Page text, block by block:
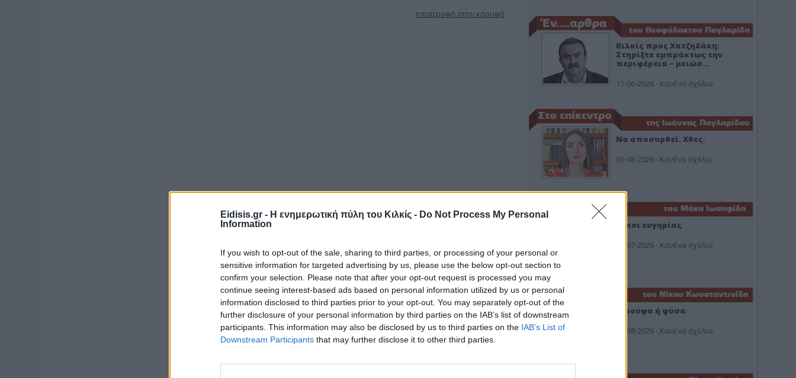
Eidisis.gr - Η ενημερωτική πύλη του Κιλκίς - Do Not Process My Personal
Information
If you wish to opt-out of the sale, sharing to third parties, or processing of your personal or
sensitive information for targeted advertising by us, please use the below opt-out section to
confirm your selection. Please note that after your opt-out request is processed you may
continue seeing interest-based ads based on personal information utilized by us or personal
information disclosed to third parties prior to your opt-out. You may separately opt-out of the
further disclosure of your personal information by third parties on the IAB’s list of downstream
participants. This information may also be disclosed by us to third parties on the IAB’s List of
Downstream Participants that may further disclose it to other third parties.
επιστροφή στην κορυφή
Κιλκίς προς Χατζηδάκη:
Στηρίξτε εμπράκτως την
περιφέρεια – μειώσ…
11-06-2026 - Κανένα σχόλιο
Να αποσυρθεί. Χθες.
03-08-2026 - Κανένα σχόλιο
Οίκοι ευγηρίας
24-07-2026 - Κανένα σχόλιο
Ή ρούφα ή φύσα
03-08-2026 - Κανένα σχόλιο